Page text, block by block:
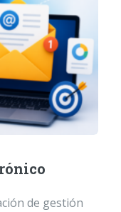
de gestión